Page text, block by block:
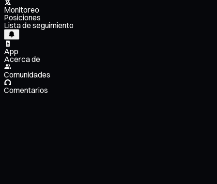
Monitoreo
Posiciones
Lista de seguimiento
App
Acerca de
Comunidades
Comentarios